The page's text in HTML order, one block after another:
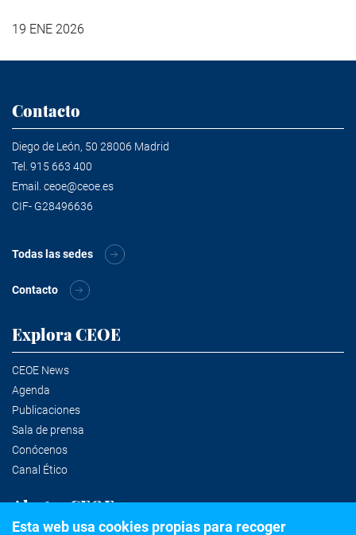
19 ENE 2026
Contacto
Diego de León, 50 28006 Madrid
Tel. 915 663 400
Email. ceoe@ceoe.es
CIF- G28496636
Todas las sedes
Contacto
Explora CEOE
CEOE News
Agenda
Publicaciones
Sala de prensa
Conócenos
Canal Ético
Alertas CEOE
Esta web usa cookies propias para recoger